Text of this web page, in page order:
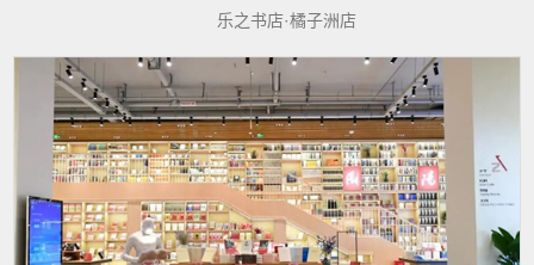
乐之书店·橘子洲店